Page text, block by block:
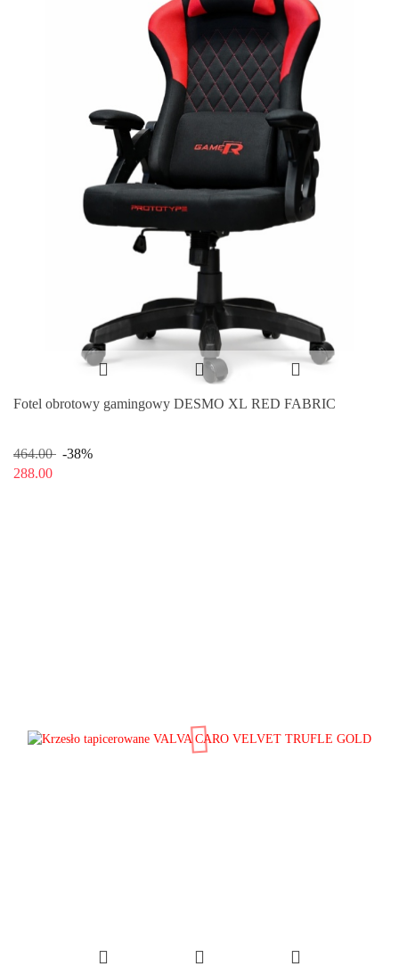
Fotel obrotowy gamingowy DESMO XL RED FABRIC
464.00
-38%
288.00